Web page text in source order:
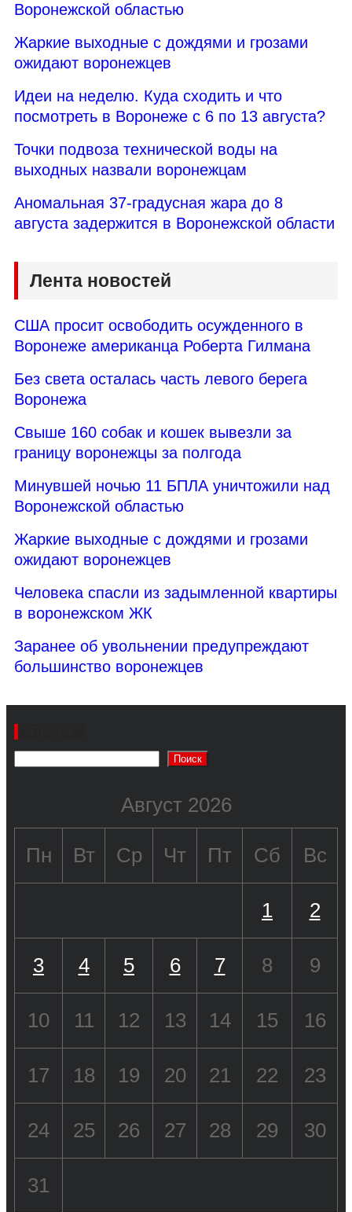
Воронежской областью
Жаркие выходные с дождями и грозами
ожидают воронежцев
Идеи на неделю. Куда сходить и что
посмотреть в Воронеже с 6 по 13 августа?
Точки подвоза технической воды на
выходных назвали воронежцам
Аномальная 37-градусная жара до 8
августа задержится в Воронежской области
Лента новостей
США просит освободить осужденного в
Воронеже американца Роберта Гилмана
Без света осталась часть левого берега
Воронежа
Свыше 160 собак и кошек вывезли за
границу воронежцы за полгода
Минувшей ночью 11 БПЛА уничтожили над
Воронежской областью
Жаркие выходные с дождями и грозами
ожидают воронежцев
Человека спасли из задымленной квартиры
в воронежском ЖК
Заранее об увольнении предупреждают
большинство воронежцев
Поиск
Август 2026
Пн Вт Ср Чт Пт Сб Вс
1 2
3 4 5 6 7 8 9
10 11 12 13 14 15 16
17 18 19 20 21 22 23
24 25 26 27 28 29 30
31